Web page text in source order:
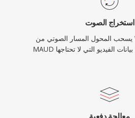
استخراج الصوت
يسحب المحول المسار الصوتي من WTV ويقدم ملف